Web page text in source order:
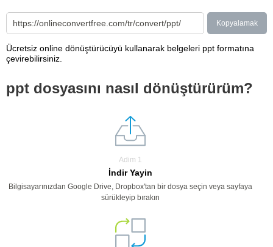
Kopyalamak
Ücretsiz online dönüştürücüyü kullanarak belgeleri ppt formatına
çevirebilirsiniz.
ppt dosyasını nasıl dönüştürürüm?
Adim 1
İndir Yayin
Bilgisayarınızdan Google Drive, Dropbox'tan bir dosya seçin veya sayfaya
sürükleyip bırakın